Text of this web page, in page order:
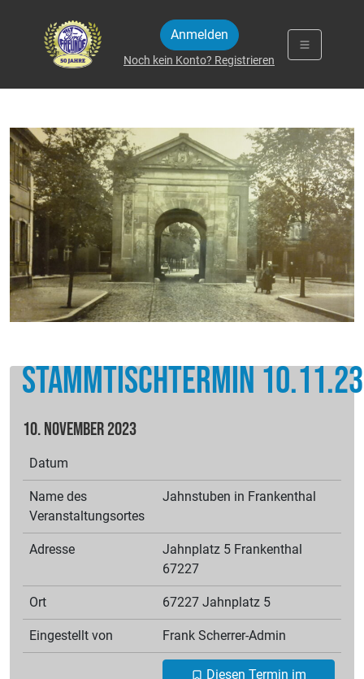
Anmelden
Noch kein Konto? Registrieren
Stammtischtermin 10.11.23
10. November 2023
Datum
Name des
Veranstaltungsortes
Jahnstuben in Frankenthal
Adresse
Jahnplatz 5 Frankenthal
67227
Ort 67227 Jahnplatz 5
Eingestellt von Frank Scherrer-Admin
Diesen Termin im